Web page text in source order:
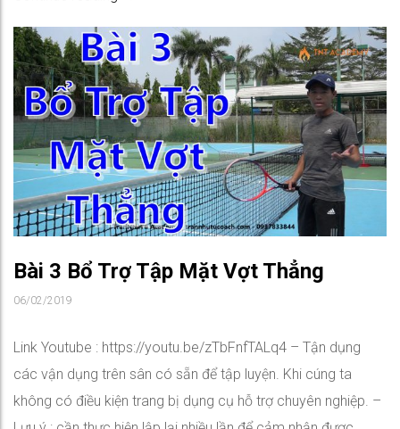
Bài 3 Bổ Trợ Tập Mặt Vợt Thẳng
06/02/2019
Link Youtube : https://youtu.be/zTbFnfTALq4 – Tận dụng
các vận dụng trên sân có sẵn để tập luyện. Khi cúng ta
không có điều kiện trang bị dụng cụ hỗ trợ chuyên nghiệp. –